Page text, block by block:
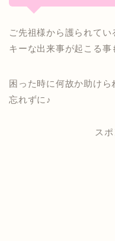
ご先祖様から護られて
キーな出来事が起こる事
困った時に何故か助け
忘れずに♪
ス